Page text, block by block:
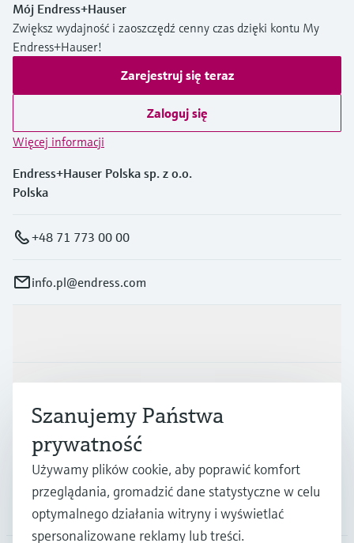
Mój Endress+Hauser
Zwiększ wydajność i zaoszczędź cenny czas dzięki kontu My
Endress+Hauser!
Zarejestruj się teraz
Zaloguj się
Więcej informacji
Endress+Hauser Polska sp. z o.o.
Polska
+48 71 773 00 00
info.pl@endress.com
Wsparcie
O firmie
Szanujemy Państwa
prywatność
Używamy plików cookie, aby poprawić komfort
przeglądania, gromadzić dane statystyczne w celu
optymalnego działania witryny i wyświetlać
spersonalizowane reklamy lub treści.